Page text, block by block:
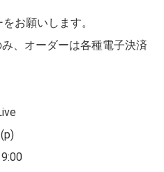
お願いします。
、オーダーは各種電子決済